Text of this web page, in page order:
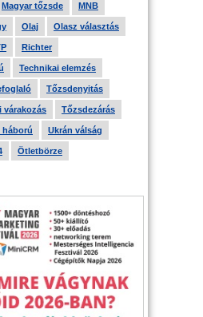
Magyar tőzsde MNB
Olaj Olasz választás
Richter
Technikai elemzés
Tőzsdenyitás
várakozás Tőzsdezárás
háború Ukrán válság
Ötletbörze